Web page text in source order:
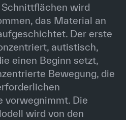
wird
das Material an
Der erste
autistisch,
einen Beginn setzt,
Bewegung, die
vorwegnimmt. Die
wird von den